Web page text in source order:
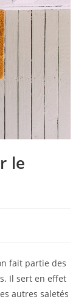
le
fait partie des
Il sert en effet
autres saletés